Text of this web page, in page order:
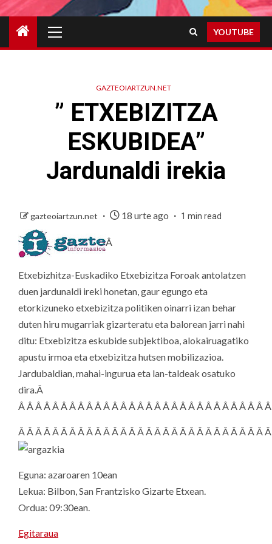
Menu
YOUTUBE
GAZTEOIARTZUN.NET
” ETXEBIZITZA
ESKUBIDEA”
Jardunaldi irekia
gazteoiartzun.net 18 urte ago 1 min read
Â
Etxebizhitza-Euskadiko Etxebizitza Foroak antolatzen
duen jardunaldi ireki honetan, gaur egungo eta
etorkizuneko etxebizitza politiken oinarri izan behar
duten hiru mugarriak gizarteratu eta balorean jarri nahi
ditu: Etxebizitza eskubide subjektiboa, alokairuagatiko
apustu irmoa eta etxebizitza hutsen mobilizazioa.
Jardubaldian, mahai-ingurua eta lan-taldeak osatuko
dira.Â
Â Â Â Â Â Â Â Â Â Â Â Â Â Â Â Â Â Â Â Â Â Â Â Â Â Â Â Â Â
Â Â Â Â Â Â Â Â Â Â Â Â Â Â Â Â Â Â Â Â Â Â Â Â Â Â Â Â Â
Eguna: azaroaren 10ean
Lekua: Bilbon, San Frantzisko Gizarte Etxean.
Ordua: 09:30ean.
Egitaraua